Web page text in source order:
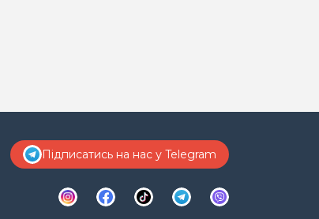
Підписатись на нас у Telegram